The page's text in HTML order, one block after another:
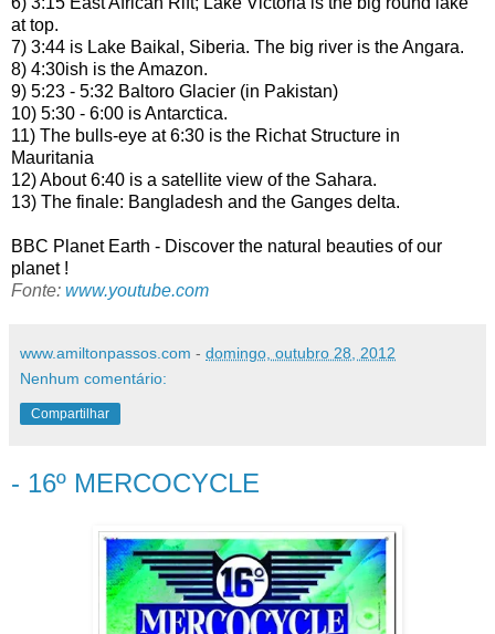
at top.
7) 3:44 is Lake Baikal, Siberia. The big river is the Angara.
8) 4:30ish is the Amazon.
9) 5:23 - 5:32 Baltoro Glacier (in Pakistan)
10) 5:30 - 6:00 is Antarctica.
11) The bulls-eye at6:30 is the Richat Structure in
Mauritania
12) About6:40 is a satellite view of the Sahara.
13) The finale: Bangladesh and the Ganges delta.
BBC Planet Earth - Discover the natural beauties of our
planet !
Fonte: www.youtube.com
www.amiltonpassos.com - domingo, outubro 28, 2012
Nenhum comentário:
Compartilhar
- 16º MERCOCYCLE